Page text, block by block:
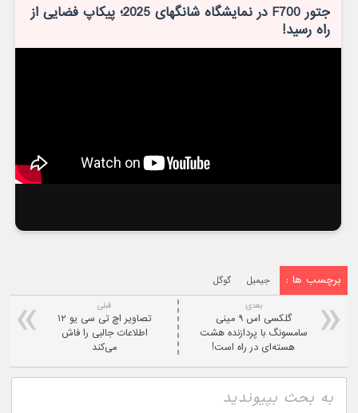
‫جتور F700 در نمایشگاه شانگهای 2025؛ پیکاپ فضایی از
راه رسید!
برچسب ها : جیمیل گوگل
قبلی
تصاویر اچ تی سی یو ۱۲
اطلاعات جالبی را فاش
می‌کند
بعدی:
گلکسی اس ۹ مینی
سامسونگ با پردازنده هشت
هسته‌ای در راه است!